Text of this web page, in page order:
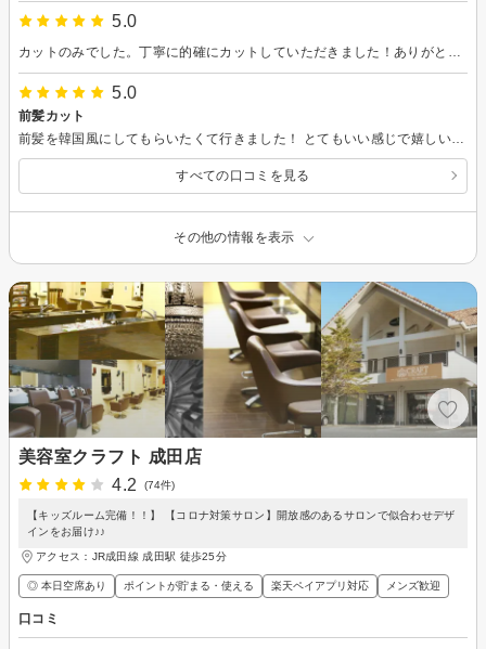
5.0
5.0
前髪カット
前髪を韓国風にしてもらいたくて行きました！ とてもいい感じで嬉しいです！ 完璧！ 明日からセットするのが楽しみです！
すべての口コミを見る
その他の情報を表示
美容室クラフト 成田店
4.2
(74件)
【キッズルーム完備！！】 【コロナ対策サロン】開放感のあるサロンで似合わせデザ
インをお届け♪♪
アクセス：JR成田線 成田駅 徒歩25分
◎ 本日空席あり ポイントが貯まる・使える 楽天ペイアプリ対応 メンズ歓迎
口コミ